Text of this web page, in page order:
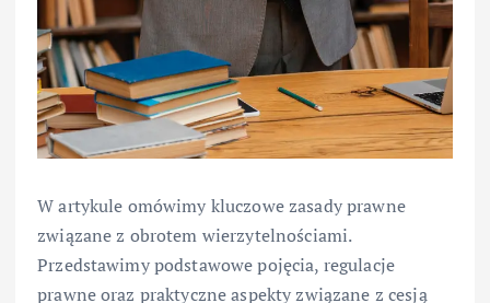
W artykule omówimy kluczowe zasady prawne
związane z obrotem wierzytelnościami.
Przedstawimy podstawowe pojęcia, regulacje
prawne oraz praktyczne aspekty związane z cesją